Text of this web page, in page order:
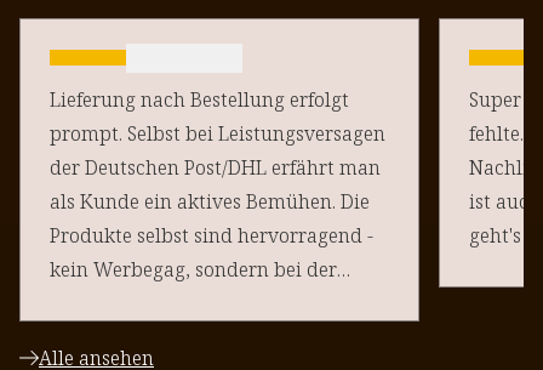
Lieferung nach Bestellung erfolgt
prompt. Selbst bei Leistungsversagen
der Deutschen Post/DHL erfährt man
als Kunde ein aktives Bemühen. Die
Produkte selbst sind hervorragend -
kein Werbegag, sondern bei der
Super
fehlte.
ist
geht's
Alle ansehen